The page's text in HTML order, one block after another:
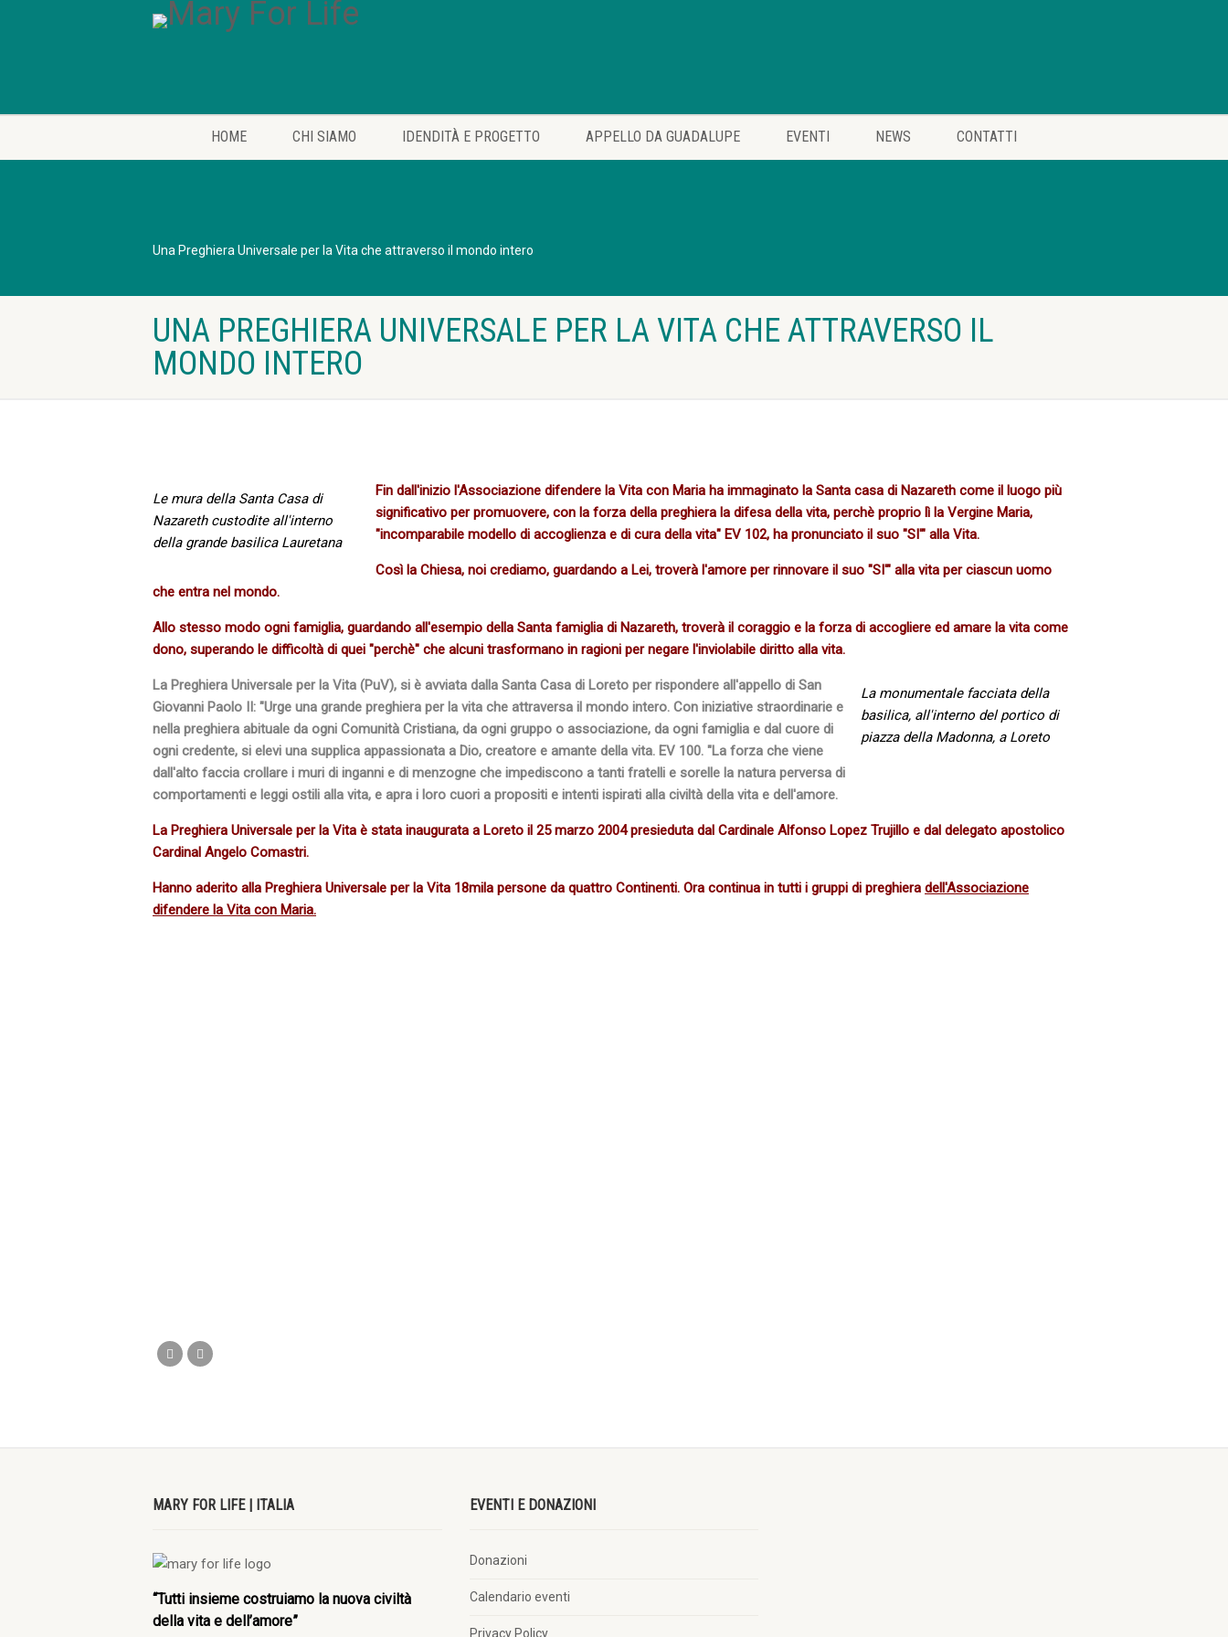
HOME CHI SIAMO IDENDITÀ E PROGETTO APPELLO DA GUADALUPE EVENTI NEWS CONTATTI
Una Preghiera Universale per la Vita che attraverso il mondo intero
UNA PREGHIERA UNIVERSALE PER LA VITA CHE ATTRAVERSO IL
MONDO INTERO
Le mura della Santa Casa di
Nazareth custodite all'interno
della grande basilica Lauretana
Fin dall'inizio l'Associazione difendere la Vita con Maria ha immaginato la Santa casa di Nazareth come il luogo più
significativo per promuovere, con la forza della preghiera la difesa della vita, perchè proprio lì la Vergine Maria,
"incomparabile modello di accoglienza e di cura della vita" EV 102, ha pronunciato il suo "SI'" alla Vita.
Così la Chiesa, noi crediamo, guardando a Lei, troverà l'amore per rinnovare il suo "SI'" alla vita per ciascun uomo
che entra nel mondo.
Allo stesso modo ogni famiglia, guardando all'esempio della Santa famiglia di Nazareth, troverà il coraggio e la forza di accogliere ed amare la vita come
dono, superando le difficoltà di quei "perchè" che alcuni trasformano in ragioni per negare l'inviolabile diritto alla vita.
La monumentale facciata della
basilica, all'interno del portico di
piazza della Madonna, a Loreto
La Preghiera Universale per la Vita (PuV), si è avviata dalla Santa Casa di Loreto per rispondere all'appello di San
Giovanni Paolo II: "Urge una grande preghiera per la vita che attraversa il mondo intero. Con iniziative straordinarie e
nella preghiera abituale da ogni Comunità Cristiana, da ogni gruppo o associazione, da ogni famiglia e dal cuore di
ogni credente, si elevi una supplica appassionata a Dio, creatore e amante della vita. EV 100. "La forza che viene
dall'alto faccia crollare i muri di inganni e di menzogne che impediscono a tanti fratelli e sorelle la natura perversa di
comportamenti e leggi ostili alla vita, e apra i loro cuori a propositi e intenti ispirati alla civiltà della vita e dell'amore.
La Preghiera Universale per la Vita è stata inaugurata a Loreto il 25 marzo 2004 presieduta dal Cardinale Alfonso Lopez Trujillo e dal delegato apostolico
Cardinal Angelo Comastri.
Hanno aderito alla Preghiera Universale per la Vita 18mila persone da quattro Continenti. Ora continua in tutti i gruppi di preghiera dell'Associazione
difendere la Vita con Maria.
MARY FOR LIFE | ITALIA
“Tutti insieme costruiamo la nuova civiltà
della vita e dell’amore”
EVENTI E DONAZIONI
Donazioni
Calendario eventi
Privacy Policy